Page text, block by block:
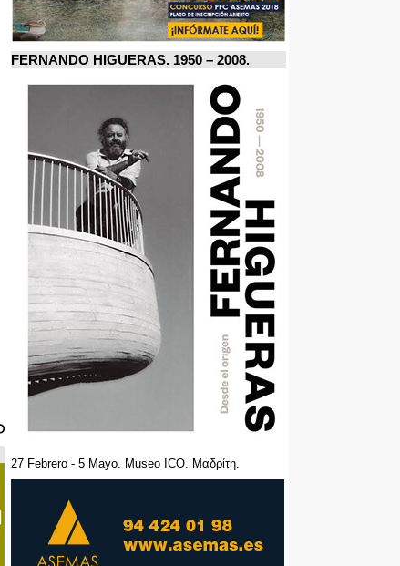
FERNANDO HIGUERAS. 1950 – 2008.
27 Febrero - 5 Mayo. Museo ICO. Μαδρίτη.